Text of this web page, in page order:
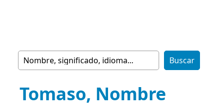
Tomaso, Nombre